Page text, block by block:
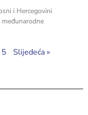
i Hercegovini
5 Slijedeća »